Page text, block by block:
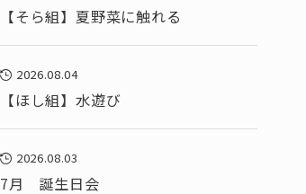
【そら組】夏野菜に触れる
2026.08.04
【ほし組】水遊び
2026.08.03
7月 誕生日会